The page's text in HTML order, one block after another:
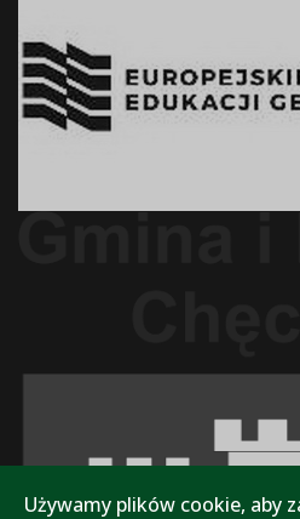
Używamy plików cookie, aby